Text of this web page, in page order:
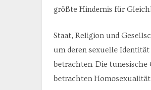
größte Hindernis für
Staat, Religion und
um deren sexuelle
betrachten. Die tunesische
betrachten Homosexualität